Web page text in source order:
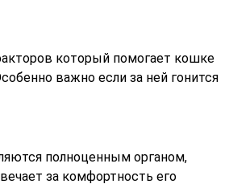
который помогает кошке
важно если за ней гонится
полноценным органом,
за комфортность его